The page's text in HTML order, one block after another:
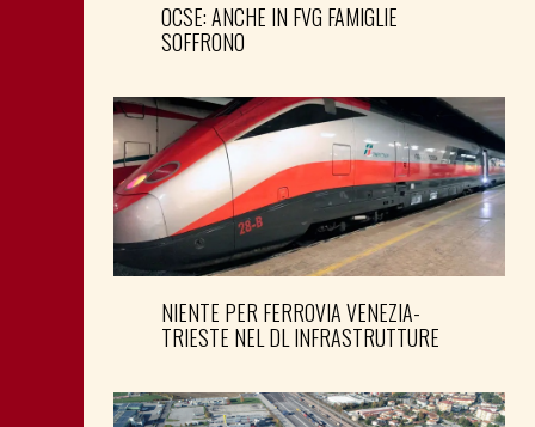
OCSE: ANCHE IN FVG FAMIGLIE
SOFFRONO
NIENTE PER FERROVIA VENEZIA-
TRIESTE NEL DL INFRASTRUTTURE